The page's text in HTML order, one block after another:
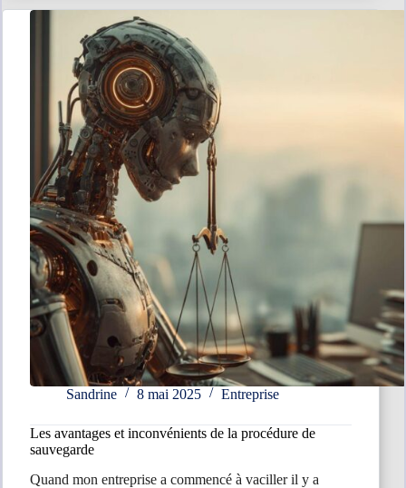
avantages
inconvénients
Sandrine 8 mai 2025 Entreprise
Les avantages et inconvénients de la procédure de
sauvegarde
Quand mon entreprise a commencé à vaciller il y a